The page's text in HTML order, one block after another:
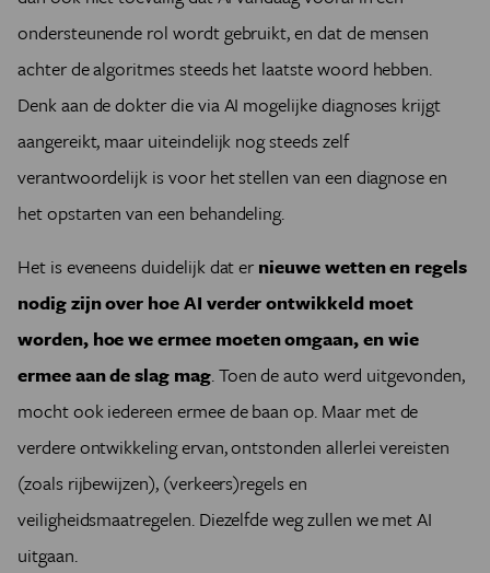
ondersteunende rol wordt gebruikt, en dat de mensen
achter de algoritmes steeds het laatste woord hebben.
Denk aan de dokter die via AI mogelijke diagnoses krijgt
aangereikt, maar uiteindelijk nog steeds zelf
verantwoordelijk is voor het stellen van een diagnose en
het opstarten van een behandeling.
Het is eveneens duidelijk dat er nieuwe wetten en regels
nodig zijn over hoe AI verder ontwikkeld moet
worden, hoe we ermee moeten omgaan, en wie
ermee aan de slag mag. Toen de auto werd uitgevonden,
mocht ook iedereen ermee de baan op. Maar met de
verdere ontwikkeling ervan, ontstonden allerlei vereisten
(zoals rijbewijzen), (verkeers)regels en
veiligheidsmaatregelen. Diezelfde weg zullen we met AI
uitgaan.